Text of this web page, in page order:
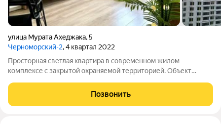
улица Мурата Ахеджака,5
Черноморский-2, 4 квартал 2022
Просторная светлая квартира в современном жилом
комплексе с закрытой охраняемой территорией. Объект
качественной мебелью и бытовой техникой, готов к
заселению. Планировка включает изолированную
Позвонить